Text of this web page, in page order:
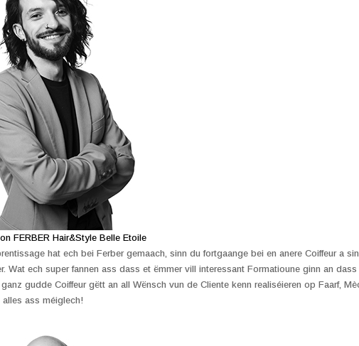
FERBER Hair&Style Belle Etoile
hat ech bei Ferber gemaach, sinn du fortgaange bei en anere Coiffeur a
Wat ech super fannen ass dass et ëmmer vill interessant Formatioune ginn an
gudde Coiffeur gëtt an all Wënsch vun de Cliente kenn realiséieren op Faarf,
alles ass méiglech!